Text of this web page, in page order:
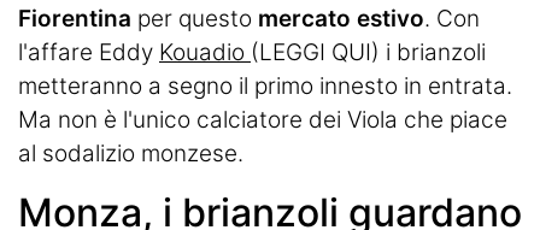
Fiorentina per questo mercato estivo. Con
l'affare Eddy Kouadio (LEGGI QUI) i brianzoli
metteranno a segno il primo innesto in entrata.
Ma non è l'unico calciatore dei Viola che piace
al sodalizio monzese.
Monza, i brianzoli guardano